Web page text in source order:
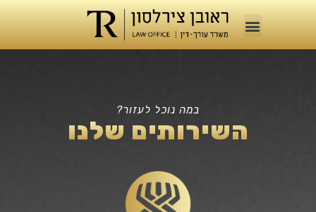
במה נוכל לעזור?
השירותים שלנו